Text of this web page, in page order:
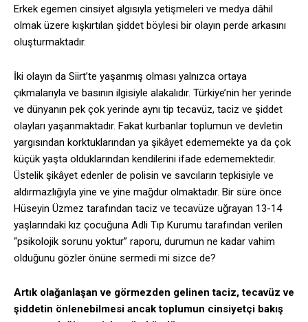
Erkek egemen cinsiyet algısıyla yetişmeleri ve medya dâhil
olmak üzere kışkırtılan şiddet böylesi bir olayın perde arkasını
oluşturmaktadır.
İki olayın da Siirt’te yaşanmış olması yalnızca ortaya
çıkmalarıyla ve basının ilgisiyle alakalıdır. Türkiye’nin her yerinde
ve dünyanın pek çok yerinde aynı tip tecavüz, taciz ve şiddet
olayları yaşanmaktadır. Fakat kurbanlar toplumun ve devletin
yargısından korktuklarından ya şikâyet edememekte ya da çok
küçük yaşta olduklarından kendilerini ifade edememektedir.
Üstelik şikâyet edenler de polisin ve savcıların tepkisiyle ve
aldırmazlığıyla yine ve yine mağdur olmaktadır. Bir süre önce
Hüseyin Üzmez tarafından taciz ve tecavüze uğrayan 13-14
yaşlarındaki kız çocuğuna Adli Tıp Kurumu tarafından verilen
“psikolojik sorunu yoktur” raporu, durumun ne kadar vahim
olduğunu gözler önüne sermedi mi sizce de?
Artık olağanlaşan ve görmezden gelinen taciz, tecavüz ve
şiddetin önlenebilmesi ancak toplumun cinsiyetçi bakış